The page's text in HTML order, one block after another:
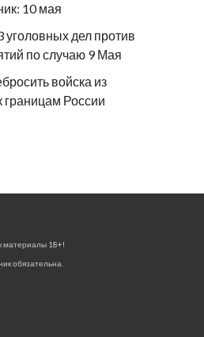
10 мая
уголовных дел против
по случаю 9 Мая
войска из
России
материалы 18+!
обязательна.